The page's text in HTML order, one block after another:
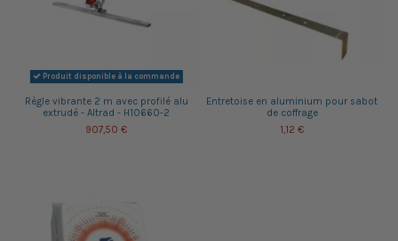
Produit disponible à la commande
Règle vibrante 2 m avec profilé alu
extrudé - Altrad - H10660-2
907,50 €
Entretoise en aluminium pour sabot
de coffrage
1,12 €